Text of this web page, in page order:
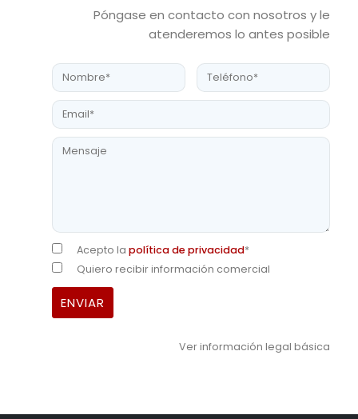
Póngase en contacto con nosotros y le
atenderemos lo antes posible
Acepto la política de privacidad*
Quiero recibir información comercial
Ver información legal básica